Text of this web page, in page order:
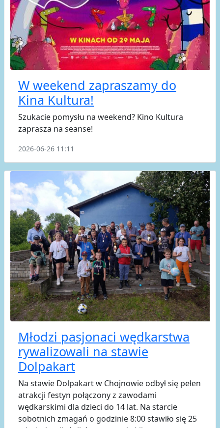
W weekend zapraszamy do
Kina Kultura!
Szukacie pomysłu na weekend? Kino Kultura
zaprasza na seanse!
2026-06-26 11:11
Młodzi pasjonaci wędkarstwa
rywalizowali na stawie
Dolpakart
Na stawie Dolpakart w Chojnowie odbył się pełen
atrakcji festyn połączony z zawodami
wędkarskimi dla dzieci do 14 lat. Na starcie
sobotnich zmagań o godzinie 8:00 stawiło się 25